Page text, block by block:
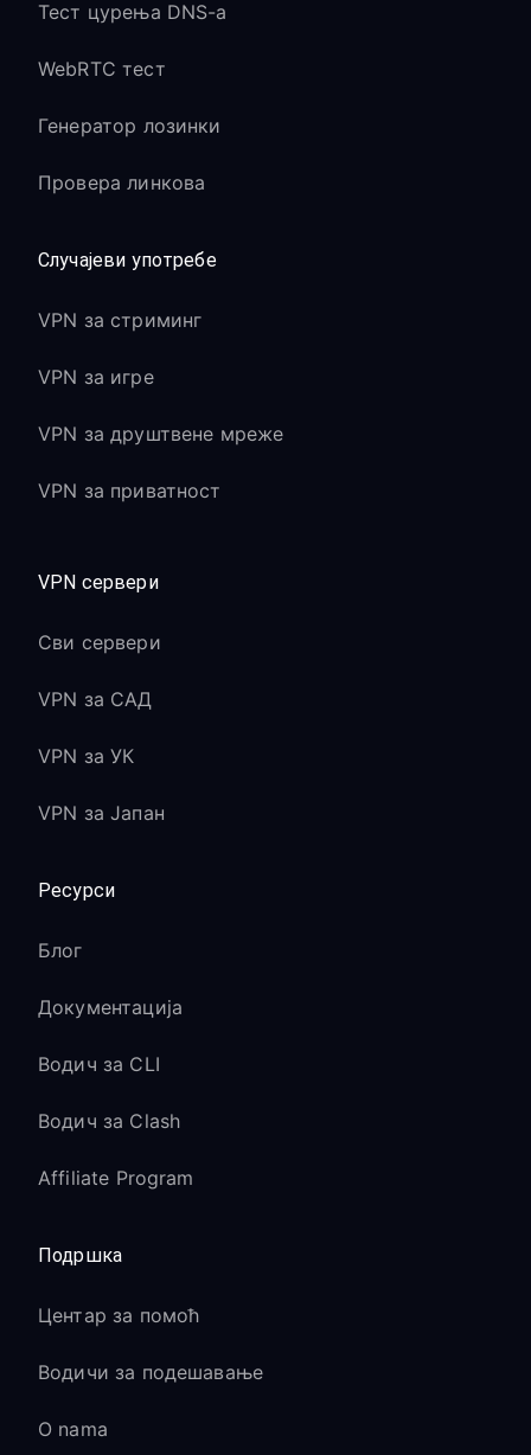
Тест цурења DNS-а
WebRTC тест
Генератор лозинки
Провера линкова
Случајеви употребе
VPN за стриминг
VPN за игре
VPN за друштвене мреже
VPN за приватност
VPN сервери
Сви сервери
VPN за САД
VPN за УК
VPN за Јапан
Ресурси
Блог
Документација
Водич за CLI
Водич за Clash
Affiliate Program
Подршка
Центар за помоћ
Водичи за подешавање
O nama